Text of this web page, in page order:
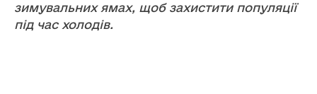
зимувальних ямах, щоб захистити популяції
під час холодів.